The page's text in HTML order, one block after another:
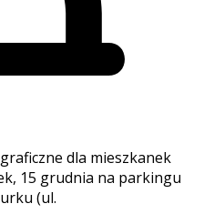
dla mieszkanek
15 grudnia na parkingu
(ul.